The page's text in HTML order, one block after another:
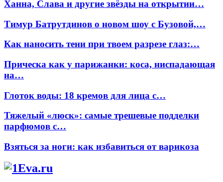
Ханна, Слава и другие звёзды на открытии…
Тимур Батрутдинов о новом шоу с Бузовой,…
Как наносить тени при твоем разрезе глаз:…
Прическа как у парижанки: коса, ниспадающая
на…
Глоток воды: 18 кремов для лица с…
Тяжелый «люск»: самые трешевые подделки
парфюмов с…
Взяться за ноги: как избавиться от варикоза